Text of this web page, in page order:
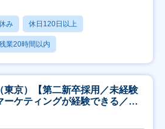
み 休日120日以上
業20時間以内
東京）【第二新卒採用／未経験
ーケティングが経験できる／研